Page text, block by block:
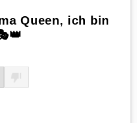
Queen, ich bin